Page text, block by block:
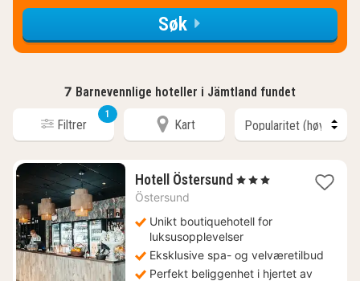
Søk
7 Barnevennlige hoteller i Jämtland fundet
Filtrer
1
Kart
Hotell Östersund 1
1125
kr.
, 3 Stjerner
Östersund
Unikt boutiquehotell for
luksusopplevelser
Eksklusive spa- og velværetilbud
Perfekt beliggenhet i hjertet av